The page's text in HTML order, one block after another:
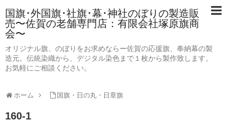
国旗･外国旗･社旗･幕･神社のぼりの製造販
売〜佐賀の老舗専門店：有限会社塚原旗商
会〜
オリジナル旗、のぼりをお求めならー佐賀の応援旗、奉納幕の製
造元。伝統染織から、デジタル染色まで１枚から製作致します。
お気軽にご相談ください。
ホーム 国旗・日の丸・日章旗
160-1